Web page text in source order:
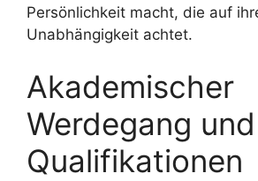
Persönlichkeit macht, die auf
Unabhängigkeit achtet.
Akademischer
Werdegang und
Qualifikationen